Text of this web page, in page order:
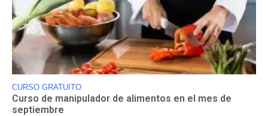
CURSO GRATUITO
Curso de manipulador de alimentos en el mes de
septiembre